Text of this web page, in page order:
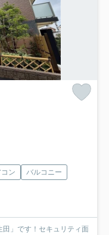
ン
バルコニー
」です！セキュリティ面